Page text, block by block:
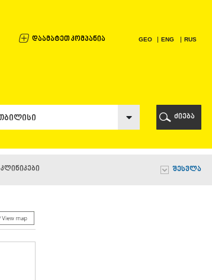
დაამატეთ კომპანია GEO ENG RUS
ᲐᲭᲐᲠᲐ
ᲩᲐᲥᲕᲘ
ᲚᲐᲜᲩᲮᲣᲗᲘ
ᲩᲝᲮᲐᲢᲐᲣᲠᲘ
ᲕᲐᲜᲘ
ᲖᲔᲡᲢᲐᲤᲝᲜᲘ
ᲗᲔᲠᲯᲝᲚᲐ
ძიება
ᲙᲚᲘᲜᲘᲙᲔᲑᲘ
შესვლა